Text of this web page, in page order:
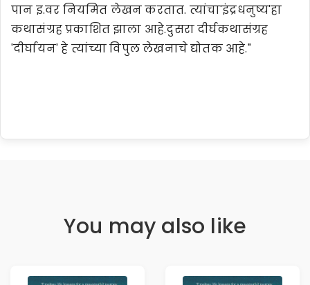
पान इ.वर नियमित लेखन करतात. त्यांचा'इंद्रधनुष्य'हा
कथासंग्रह प्रकाशित झाला आहे.दुसरा दीर्घकथासंग्रह
'दीर्घायन' हे त्यांच्या विपुल लेखनाचे द्योतक आहे."
You may also like